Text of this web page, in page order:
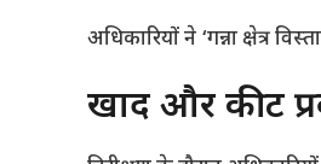
​अधिकारियों ने ‘गन्ना क्षेत्र
​खाद और कीट